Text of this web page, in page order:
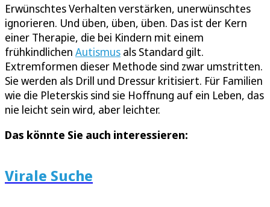
Erwünschtes Verhalten verstärken, unerwünschtes
ignorieren. Und üben, üben, üben. Das ist der Kern
einer Therapie, die bei Kindern mit einem
frühkindlichen Autismus als Standard gilt.
Extremformen dieser Methode sind zwar umstritten.
Sie werden als Drill und Dressur kritisiert. Für Familien
wie die Pleterskis sind sie Hoffnung auf ein Leben, das
nie leicht sein wird, aber leichter.
Das könnte Sie auch interessieren:
Virale Suche